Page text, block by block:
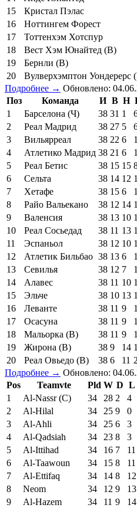
15
Кристал Пэлас
16
Ноттингем Форест
17
Тоттенхэм Хотспур
18
Вест Хэм Юнайтед (В)
19
Бернли (В)
20
Вулверхэмптон Уондерерс
Подробнее → Обновлено:
Поз
Команда И В Н
1
Барселона (Ч) 38 31 1
2
Реал Мадрид 38 27 5
3
Вильярреал 38 22 6
4
Атлетико Мадрид 38 21 6
5
Реал Бетис 38 15 15
6
Сельта 38 14 12
7
Хетафе 38 15 6
8
Райо Вальекано 38 12 14
9
Валенсия 38 13 10
10
Реал Сосьедад 38 11 13
11
Эспаньол 38 12 10
12
Атлетик Бильбао 38 13 6
13
Севилья 38 12 7
14
Алавес 38 11 10
15
Эльче 38 10 13
16
Леванте 38 11 9
17
Осасуна 38 11 9
18
Мальорка (В) 38 11 9
19
Жирона (В) 38 9 14
20
Реал Овьедо (В) 38 6 11
Подробнее → Обновлено:
Pos
Teamvte Pld W D L
1
Al-Nassr (C) 34 28 2 4
2
Al-Hilal 34 25 9 0
3
Al-Ahli 34 25 6 3
4
Al-Qadsiah 34 23 8 3
5
Al-Ittihad 34 16 7 11
6
Al-Taawoun 34 15 8 11
7
Al-Ettifaq 34 14 8 12
8
Neom 34 12 9 13
9
Al-Hazem 34 11 9 14